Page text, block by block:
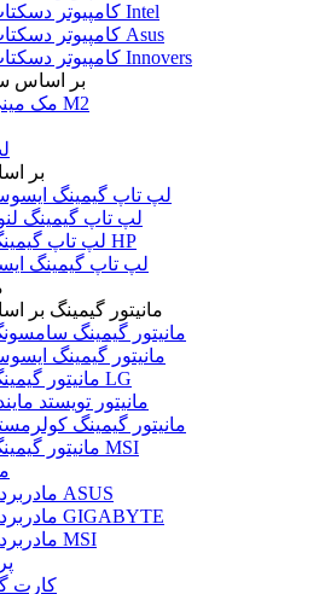
کامپیوتر دسکتاپ Intel
کامپیوتر دسکتاپ Asus
کامپیوتر دسکتاپ Innovers
بر اساس
مک مینی M2
بر
لپ تاپ گیمینگ
لپ تاپ گیمینگ
لپ تاپ گیمینگ HP
لپ تاپ گیمینگ
مانیتور گیمینگ بر
مانیتور گیمینگ
مانیتور گیمینگ
مانیتور گیمینگ LG
مانیتور تویستد
مانیتور گیمینگ
مانیتور گیمینگ MSI
مادربرد گیمینگ ASUS
مادربرد گیمینگ GIGABYTE
مادربرد گیمینگ MSI
کارت